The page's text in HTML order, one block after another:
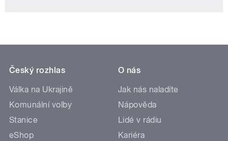
Český rozhlas
Válka na Ukrajině
Komunální volby
Stanice
eShop
O nás
Jak nás naladíte
Nápověda
Lidé v rádiu
Kariéra